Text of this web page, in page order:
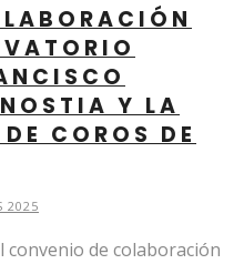
Y LA
COROS DE
2025
convenio de colaboración